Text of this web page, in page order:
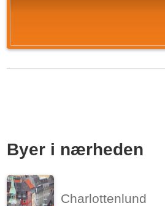
grund? Dette skønne hus i Holeby
Byer i nærheden
Charlottenlund